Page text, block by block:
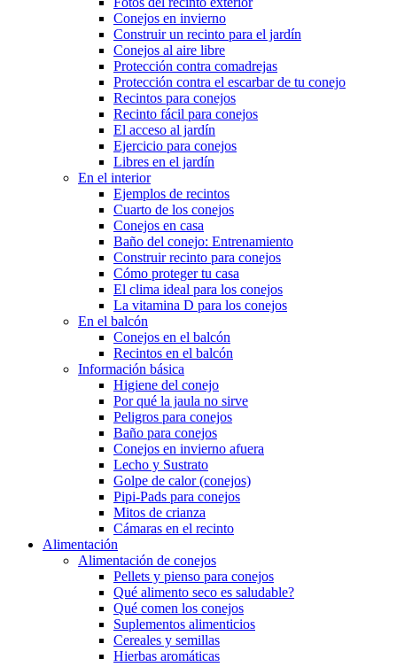
Conejos en invierno
Construir un recinto para el jardín
Conejos al aire libre
Protección contra comadrejas
Protección contra el escarbar de tu conejo
Recintos para conejos
Recinto fácil para conejos
El acceso al jardín
Ejercicio para conejos
Libres en el jardín
En el interior
Ejemplos de recintos
Cuarto de los conejos
Conejos en casa
Baño del conejo: Entrenamiento
Construir recinto para conejos
Cómo proteger tu casa
El clima ideal para los conejos
La vitamina D para los conejos
En el balcón
Conejos en el balcón
Recintos en el balcón
Información básica
Higiene del conejo
Por qué la jaula no sirve
Peligros para conejos
Baño para conejos
Conejos en invierno afuera
Lecho y Sustrato
Golpe de calor (conejos)
Pipi-Pads para conejos
Mitos de crianza
Cámaras en el recinto
Alimentación
Alimentación de conejos
Pellets y pienso para conejos
Qué alimento seco es saludable?
Qué comen los conejos
Suplementos alimenticios
Cereales y semillas
Hierbas aromáticas